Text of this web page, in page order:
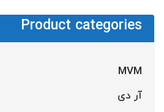
Product categories
MVM
آر دی